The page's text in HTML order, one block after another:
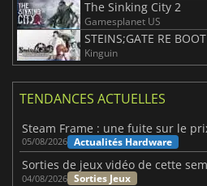
The Sinking City 2
Gamesplanet US
STEINS;GATE RE BOOT
Kinguin
TENDANCES ACTUELLES
05/08/2026 Actualités Hardware
04/08/2026 Sorties Jeux